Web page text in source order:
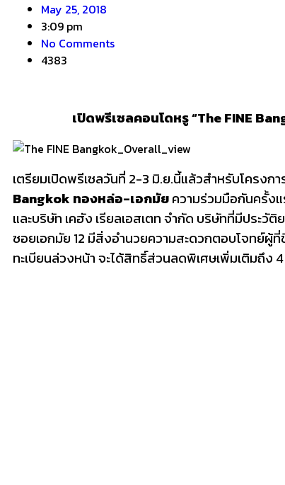
May 25, 2018
3:09 pm
No Comments
4383
เปิดพรีเซลคอนโดหรู “The FINE
เตรียมเปิดพรีเซลวันที่ 2-3 มิ.ย.นี้แล้วสำหรับโครงก
Bangkok ทองหล่อ-เอกมัยความร่วมมือกันครั้ง
และบริษัท เคฮัง เรียลเอสเตท จำกัด บริษัทที่มีประวั
ซอยเอกมัย 12 มีสิ่งอำนวยความสะดวกตอบโจทย์ผู้
ทะเบียนล่วงหน้า จะได้สิทธิ์ส่วนลดพิเศษเพิ่มเติมถึง